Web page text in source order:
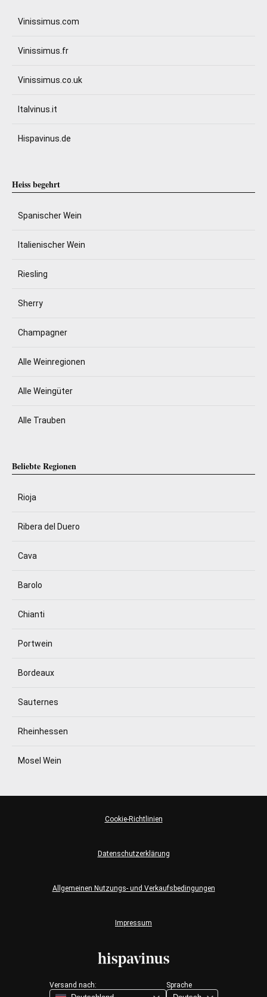
Vinissimus.com
Vinissimus.fr
Vinissimus.co.uk
Italvinus.it
Hispavinus.de
Heiss begehrt
Spanischer Wein
Italienischer Wein
Riesling
Sherry
Champagner
Alle Weinregionen
Alle Weingüter
Alle Trauben
Beliebte Regionen
Rioja
Ribera del Duero
Cava
Barolo
Chianti
Portwein
Bordeaux
Sauternes
Rheinhessen
Mosel Wein
Versand nach: Sprache
Impressum
Allgemeinen Nutzungs- und Verkaufsbedingungen
Datenschutzerklärung
Cookie-Richtlinien